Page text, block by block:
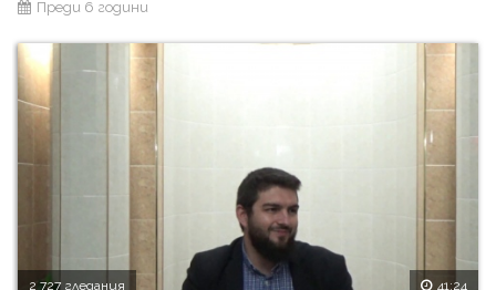
Преди 6 години
2 727 гледания 41:24